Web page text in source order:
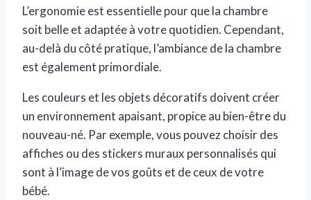
L’ergonomie est essentielle pour que la chambre
soit belle et adaptée à votre quotidien. Cependant,
au-delà du côté pratique, l’ambiance de la chambre
est également primordiale.
Les couleurs et les objets décoratifs doivent créer
un environnement apaisant, propice au bien-être du
nouveau-né. Par exemple, vous pouvez choisir des
affiches ou des stickers muraux personnalisés qui
sont à l’image de vos goûts et de ceux de votre
bébé.